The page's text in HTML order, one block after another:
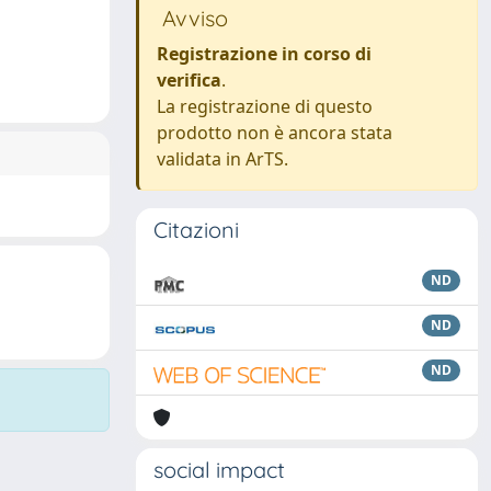
Avviso
Registrazione in corso di
verifica.
La registrazione di questo
prodotto non è ancora stata
validata in ArTS.
Citazioni
ND
ND
ND
social impact